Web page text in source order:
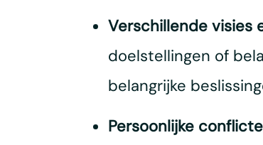
Verschillende visies
doelstellingen of
belangrijke
Persoonlijke